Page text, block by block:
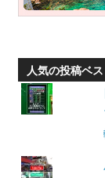
人気の投稿ベ